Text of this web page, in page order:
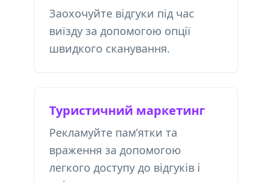
Заохочуйте відгуки під час
виїзду за допомогою опції
швидкого сканування.
Туристичний маркетинг
Рекламуйте пам’ятки та
враження за допомогою
легкого доступу до відгуків і